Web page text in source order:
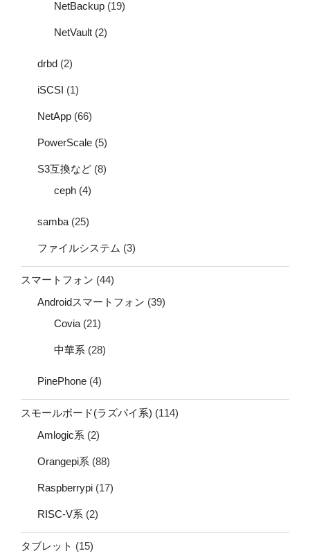
NetBackup (19)
NetVault (2)
drbd (2)
iSCSI (1)
NetApp (66)
PowerScale (5)
S3互換など (8)
ceph (4)
samba (25)
ファイルシステム (3)
スマートフォン (44)
Androidスマートフォン (39)
Covia (21)
中華系 (28)
PinePhone (4)
スモールボード(ラズパイ系) (114)
Amlogic系 (2)
Orangepi系 (88)
Raspberrypi (17)
RISC-V系 (2)
タブレット (15)